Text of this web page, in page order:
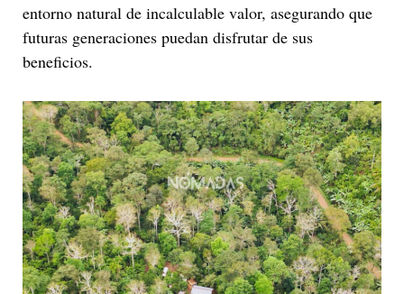
entorno natural de incalculable valor, asegurando que
futuras generaciones puedan disfrutar de sus
beneficios.